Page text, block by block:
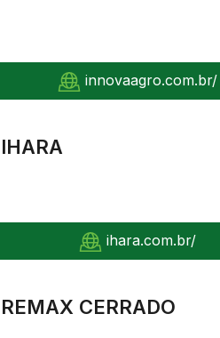
innovaagro.com.br/
IHARA
ihara.com.br/
REMAX CERRADO